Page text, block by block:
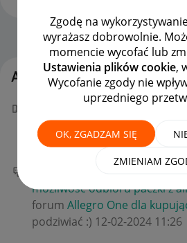
Zgodę na
wyrażasz dobrowolnie.
momencie wycofać lub
Ustawienia plików cookie,
Wycofanie zgody nie
uprzedniego
OK, ZGADZAM SIĘ
ZMIENIAM
Strona Główna
Aktywność king8
Gratulacje! Masz nowy "W
mogę przedłużyć możliwość
allegro one box?. ‎12-02-2024
możliwość odbioru paczki z
forum Allegro One dla
podziwiać :) ‎12-02-2024 11:26